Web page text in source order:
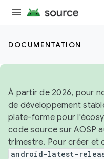
DOCUMENTATION
À partir de 2026, pour
de développement
plate-forme pour
code source sur AOSP
trimestre. Pour créer et
android-latest-